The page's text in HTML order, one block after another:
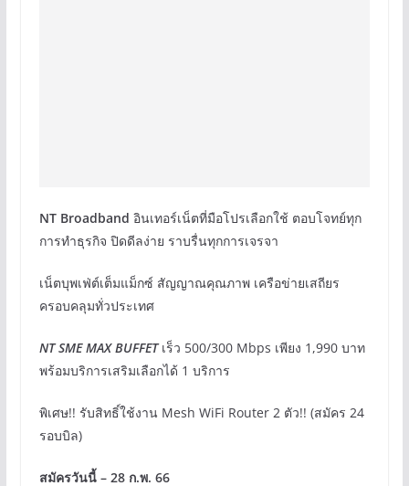
NT Broadband อินเทอร์เน็ตที่มือโปรเลือกใช้ ตอบโจทย์ทุก
การทำธุรกิจ ปิดดีลง่าย ราบรื่นทุกการเจรจา
เน็ตบุพเฟ่ต์เต็มแม็กซ์ สัญญาณคุณภาพ เครือข่ายเสถียร
ครอบคลุมทั่วประเทศ
NT SME MAX BUFFETเร็ว 500/300 Mbps เพียง 1,990 บาท
พร้อมบริการเสริมเลือกได้ 1 บริการ
พิเศษ!! รับสิทธิ์ใช้งาน Mesh WiFi Router 2 ตัว!! (สมัคร 24
รอบบิล)
สมัครวันนี้ – 28 ก.พ. 66